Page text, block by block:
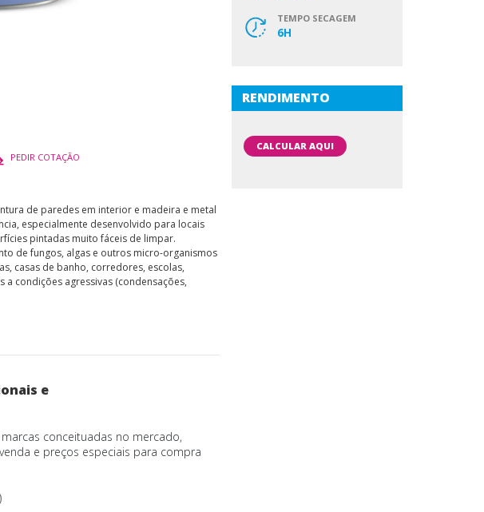
PEDIR COTAÇÃO
de paredes em interior e madeira e metal
especialmente desenvolvido para locais
pintadas muito fáceis de limpar.
de fungos, algas e outros micro-organismos
casas de banho, corredores, escolas,
condições agressivas (condensações,
e
conceituadas no mercado,
e preços especiais para compra
TEMPO SECAGEM
6H
RENDIMENTO
CALCULAR AQUI